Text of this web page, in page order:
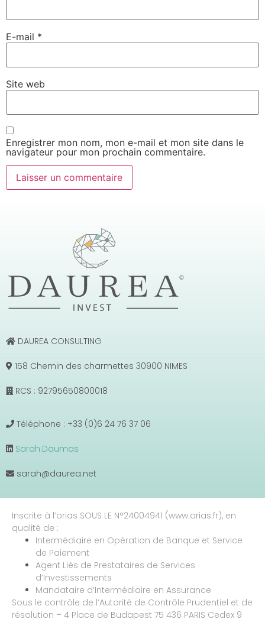
E-mail *
Site web
Enregistrer mon nom, mon e-mail et mon site dans le
navigateur pour mon prochain commentaire.
DAUREA CONSULTING
158 Chemin des charmettes 30900 NIMES
RCS : 92795650800018
Téléphone : +33 (0)6 24 76 37 06
Sarah.Daumas
sarah@daurea.net
Inscrite à l’orias SOUS LE N°24004941 (www.orias.fr), en
qualité de :
Intermédiaire en Opération de Banque et Service
de Paiement
Agent Liés de Prestataires de Services
d’Investissements
Mandataire d’Intermédiaire en Assurance
Sous le contrôle de l’Autorité de Contrôle Prudentiel et de
résolution – 4 Place de Budapest 75 436 PARIS Cedex 9